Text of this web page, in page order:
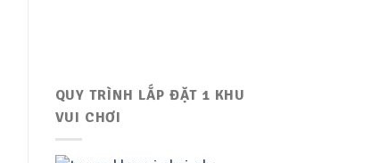
QUY TRÌNH LẮP ĐẶT 1 KHU
VUI CHƠI
NHÀ LIÊN HOÀN ĐẠI DƯƠNG LỚN
Nhà liên hoàn đại dương lớn
OC-B0020
NHÀ LIÊN HOÀN ĐẠI DƯƠNG LỚN